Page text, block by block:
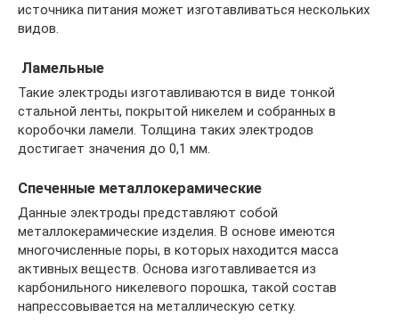
источника питания может изготавливаться нескольких
видов.
Ламельные
Такие электроды изготавливаются в виде тонкой
стальной ленты, покрытой никелем и собранных в
коробочки ламели. Толщина таких электродов
достигает значения до 0,1 мм.
Спеченные металлокерамические
Данные электроды представляют собой
металлокерамические изделия. В основе имеются
многочисленные поры, в которых находится масса
активных веществ. Основа изготавливается из
карбонильного никелевого порошка, такой состав
напрессовывается на металлическую сетку.